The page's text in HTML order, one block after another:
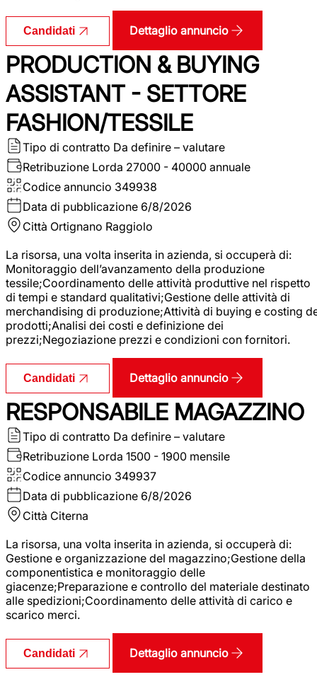
Candidati Dettaglio annuncio
PRODUCTION & BUYING
ASSISTANT - SETTORE
FASHION/TESSILE
Tipo di contratto Da definire – valutare
Retribuzione Lorda 27000 - 40000 annuale
Codice annuncio 349938
Data di pubblicazione 6/8/2026
Città Ortignano Raggiolo
La risorsa, una volta inserita in azienda, si occuperà di:
Monitoraggio dell’avanzamento della produzione
tessile;Coordinamento delle attività produttive nel rispetto
di tempi e standard qualitativi;Gestione delle attività di
merchandising di produzione;Attività di buying e costing
prodotti;Analisi dei costi e definizione dei
prezzi;Negoziazione prezzi e condizioni con fornitori.
Candidati Dettaglio annuncio
RESPONSABILE MAGAZZINO
Tipo di contratto Da definire – valutare
Retribuzione Lorda 1500 - 1900 mensile
Codice annuncio 349937
Data di pubblicazione 6/8/2026
Città Citerna
La risorsa, una volta inserita in azienda, si occuperà di:
Gestione e organizzazione del magazzino;Gestione della
componentistica e monitoraggio delle
giacenze;Preparazione e controllo del materiale destinato
alle spedizioni;Coordinamento delle attività di carico e
scarico merci.
Candidati Dettaglio annuncio